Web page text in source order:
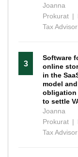
Joanna
Prokurat |
Tax Advisor
3
Software
online
in the
model
obligation
to settle
Joanna
Prokurat |
Tax Advisor